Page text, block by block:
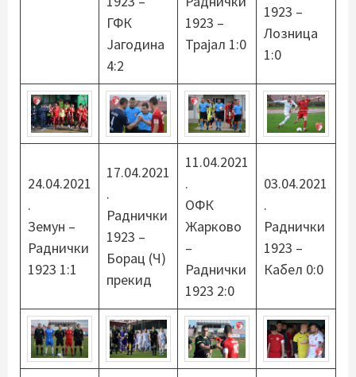
ГФК
Јагодина
4:2
1923 –
Трајал 1:0
1923 –
Лозница
1:0
24.04.2021
.
Земун –
Раднички
1923 1:1
17.04.2021
.
Раднички
1923 –
Борац (Ч)
прекид
11.04.2021
.
ОФК
Жарково
–
Раднички
1923 2:0
03.04.2021
.
Раднички
1923 –
Кабел 0:0